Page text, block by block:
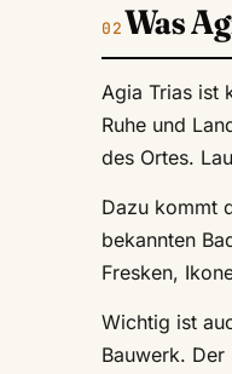
Was
Agia Trias ist
Ruhe und
des Ortes.
Dazu kommt
bekannten
Fresken,
Wichtig ist
Bauwerk.